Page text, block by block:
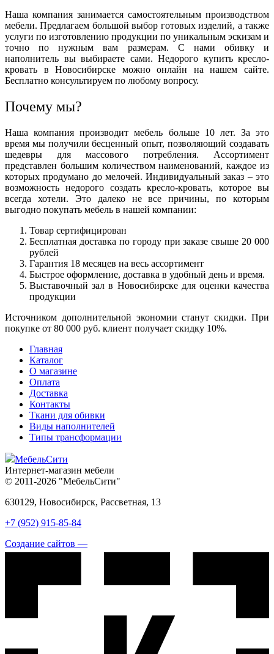
Наша компания занимается самостоятельным производством
мебели. Предлагаем большой выбор готовых изделий, а также
услуги по изготовлению продукции по уникальным эскизам и
точно по нужным вам размерам. С нами обивку и
наполнитель вы выбираете сами. Недорого купить кресло-
кровать в Новосибирске можно онлайн на нашем сайте.
Бесплатно консультируем по любому вопросу.
Почему мы?
Наша компания производит мебель больше 10 лет. За это
время мы получили бесценный опыт, позволяющий создавать
шедевры для массового потребления. Ассортимент
представлен большим количеством наименований, каждое из
которых продумано до мелочей. Индивидуальный заказ – это
возможность недорого создать кресло-кровать, которое вы
всегда хотели. Это далеко не все причины, по которым
выгодно покупать мебель в нашей компании:
Товар сертифицирован
Бесплатная доставка по городу при заказе свыше 20 000
рублей
Гарантия 18 месяцев на весь ассортимент
Быстрое оформление, доставка в удобный день и время.
Выставочный зал в Новосибирске для оценки качества
продукции
Источником дополнительной экономии станут скидки. При
покупке от 80 000 руб. клиент получает скидку 10%.
Главная
Каталог
О магазине
Оплата
Доставка
Контакты
Ткани для обивки
Виды наполнителей
Типы трансформации
МебельСити
Интернет-магазин мебели
© 2011-2026 "МебельСити"
630129, Новосибирск, Рассветная, 13
+7 (952) 915-85-84
Создание сайтов —